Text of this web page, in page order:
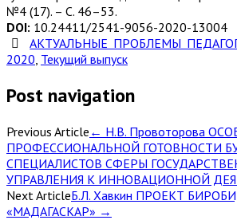
№4 (17). – С. 46–53.
DOI: 10.24411/2541-9056-2020-13004
АКТУАЛЬНЫЕ ПРОБЛЕМЫ
2020 Текущий выпуск
Post navigation
Previous Article ← Н.В. Провоторова
ПРОФЕССИОНАЛЬНОЙ ГОТОВНОСТИ
СПЕЦИАЛИСТОВ СФЕРЫ
УПРАВЛЕНИЯ К ИННОВАЦИОННОЙ
Next ArticleБ.Л. Хавкин ПРОЕКТ
«МАДАГАСКАР» →